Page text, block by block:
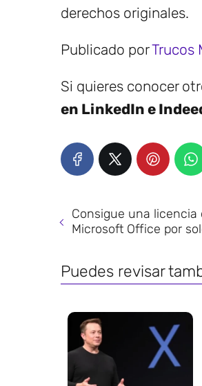
derechos originales.
Publicado porTrucos
Si quieres conocer
en LinkedIn e
Consigue una licencia
Microsoft Office por
Puedes revisar